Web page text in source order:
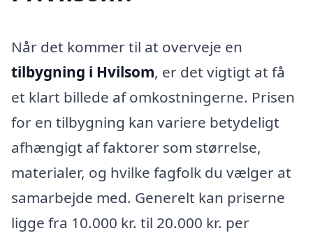
Når det kommer til at overveje en
tilbygning i Hvilsom, er det vigtigt at få
et klart billede af omkostningerne. Prisen
for en tilbygning kan variere betydeligt
afhængigt af faktorer som størrelse,
materialer, og hvilke fagfolk du vælger at
samarbejde med. Generelt kan priserne
ligge fra 10.000 kr. til 20.000 kr. per